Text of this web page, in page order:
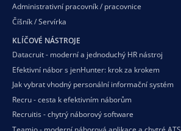
Administrativní pracovník / pracovnice
Číšník / Servírka
KLÍČOVÉ NÁSTROJE
Datacruit - moderní a jednoduchý HR nástroj
Efektivní nábor s jenHunter: krok za krokem
Jak vybrat vhodný personální informační systém
Recru - cesta k efektivním náborům
Recruitis - chytrý náborový software